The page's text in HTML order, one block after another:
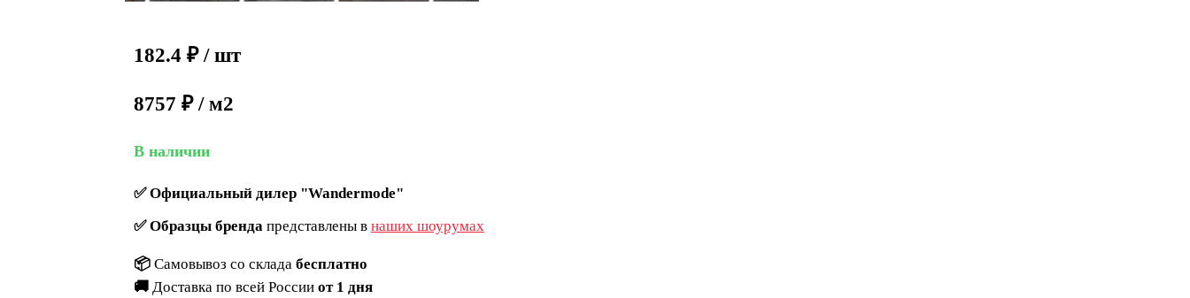
182.4 ₽ / шт
8757 ₽ / м2
В наличии
✅Официальный дилер "Wandermode"
✅Образцы брендапредставлены в наших шоурумах
📦 Самовывоз со склада бесплатно
🚚 Доставка по всей России от 1 дня